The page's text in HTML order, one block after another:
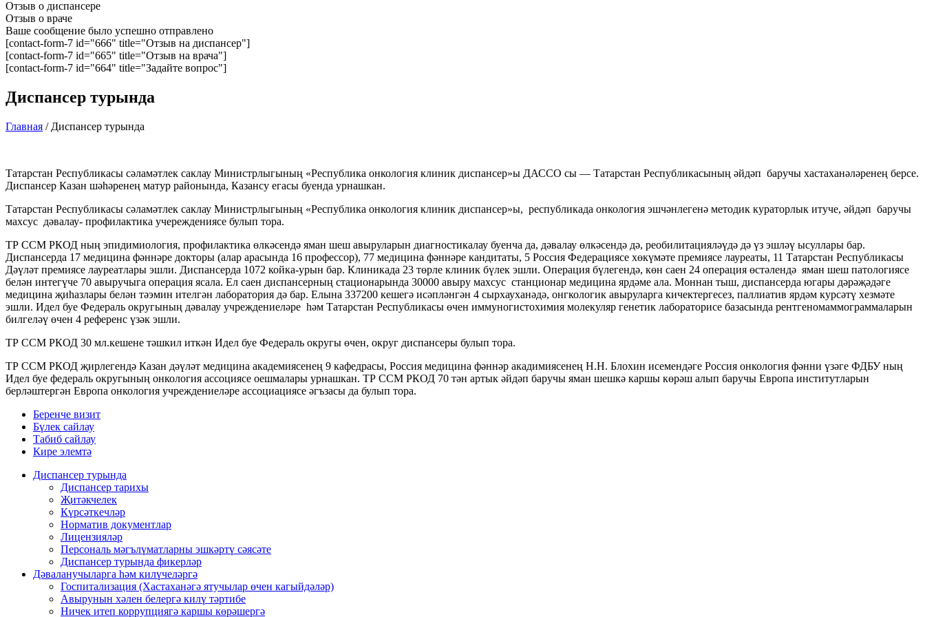
Отзыв о диспансере
Отзыв о враче
Ваше сообщение было успешно отправлено
[contact-form-7 id="666" title="Отзыв на диспансер"]
[contact-form-7 id="665" title="Отзыв на врача"]
[contact-form-7 id="664" title="Задайте вопрос"]
Диспансер турында
Главная / Диспансер турында
Татарстан Республикасы cәламәтлек саклау Министрлыгының «Республика онкология клиник диспансер»ы ДАССО сы — Татарстан Республикасының әйдәп баручы хастаханәләренең берсе.
Диспансер Казан шәhәренең матур районында, Казансу егасы буенда урнашкан.
Татарстан Республикасы cәламәтлек саклау Министрлыгының «Республика онкология клиник диспансер»ы, республикада онкология эшчәнлегенә методик кураторлык итуче, әйдәп баручы
махсус дәвалау- профилактика учереждениясе булып тора.
ТР ССМ РКОД ның эпидимиология, профилактика өлкәсендә яман шеш авыруларын диагностикалау буенча да, дәвалау өлкәсендә дә, реобилитацияләүдә дә үз эшләү ысуллары бар.
Диспансерда 17 медицина фәннәре докторы (алар арасында 16 профессор), 77 медицина фәннәре кандитаты, 5 Россия Федерациясе хөкүмәте премиясе лауреаты, 11 Татарстан Республикасы
Дәүләт премиясе лауреатлары эшли. Диспансерда 1072 койка-урын бар. Клиникада 23 төрле клиник бүлек эшли. Операция бүлегендә, көн саен 24 операция өстәлендә яман шеш патологиясе
белән интегүче 70 авыручыга операция ясала. Ел саен диспансерның стационарында 30000 авыру махсус станционар медицина ярдәме ала. Моннан тыш, диспансерда югары дәрәҗәдәге
медицина җиhазлары белән тәэмин ителгән лаборатория дә бар. Елына 337200 кешегә исәпләнгән 4 сырхауханәдә, онгкологик авыруларга кичектергесез, паллиатив ярдәм курсәтү хезмәте
эшли. Идел буе Федераль округының дәвалау учреждениеләре hәм Татарстан Республикасы өчен иммуногистохимия молекуляр генетик лабораторисе базасында рентгеномаммограммаларын
билгеләү өчен 4 референс үзәк эшли.
ТР ССМ РКОД 30 мл.кешене тәшкил иткән Идел буе Федераль округы өчен, округ диспансеры булып тора.
ТР ССМ РКОД җирлегендә Казан дәүләт медицина академиясенең 9 кафедрасы, Россия медицина фәннәр акадимиясенең Н.Н. Блохин исемендәге Россия онкология фәнни үзәге ФДБУ ның
Идел буе федераль округының онкология ассоциясе оешмалары урнашкан. ТР ССМ РКОД 70 тән артык әйдәп баручы яман шешкә каршы көрәш алып баручы Европа институтларын
берләштергән Европа онкология учреждениеләре ассоциациясе әгъзасы да булып тора.
Беренче визит
Бүлек сайлау
Табиб сайлау
Кире элемтә
Диспансер турында
Диспансер тарихы
Җитәкчелек
Күрсәткечләр
Норматив документлар
Лицензияләр
Персональ мәгълүматларны эшкәртү сәясәте
Диспансер турында фикерләр
Дәваланучыларга hәм килүчеләргә
Госпитализация (Хастаханәгә ятучылар өчен кагыйдәләр)
Авырунын хәлен белергә килү тәртибе
Ничек итеп коррупциягә каршы көрәшергә